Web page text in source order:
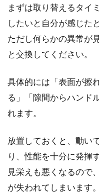
とま
だっ
シマ
説！
シマ
まずは取り替えるタイ
したいと自分が感じた
ただし何らかの異常が
と交換してください。
具体的には「表面が擦
る」「隙間からハンド
れます。
放置しておくと、動い
り、性能を十分に発揮
見栄えも悪くなるので
が失われてしまいます。